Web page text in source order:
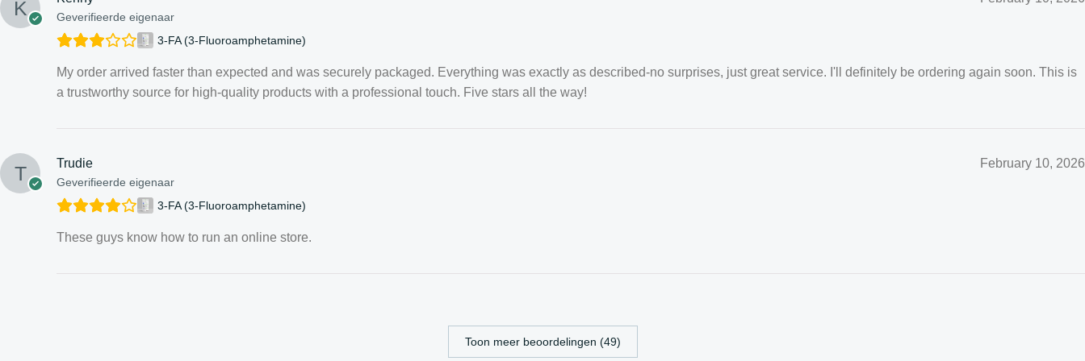
Geverifieerde eigenaar
3-FA (3-Fluoroamphetamine)
My order arrived faster than expected and was securely packaged. Everything was exactly as described-no surprises, just great service. I'll definitely be ordering again soon. This is
a trustworthy source for high-quality products with a professional touch. Five stars all the way!
Trudie
Geverifieerde eigenaar
February 10, 2026
3-FA (3-Fluoroamphetamine)
These guys know how to run an online store.
Toon meer beoordelingen (49)